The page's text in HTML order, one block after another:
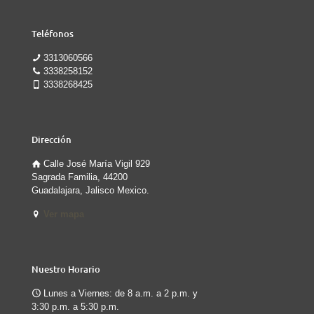
Teléfonos
3313060566
3338258152
3338268425
Dirección
Calle José María Vigil 929
Sagrada Familia, 44200
Guadalajara, Jalisco Mexico.
Nuestro Horario
Lunes a Viernes: de 8 a.m. a 2 p.m. y
3:30 p.m. a 5:30 p.m.